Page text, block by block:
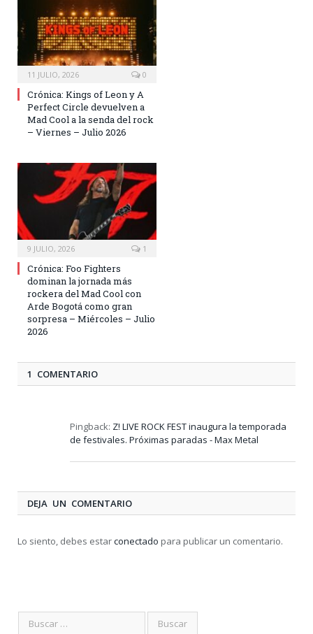
11 JULIO, 2026 0
Crónica: Kings of Leon y A
Perfect Circle devuelven a
Mad Cool a la senda del rock
– Viernes – Julio 2026
9 JULIO, 2026 1
Crónica: Foo Fighters
dominan la jornada más
rockera del Mad Cool con
Arde Bogotá como gran
sorpresa – Miércoles – Julio
2026
1 COMENTARIO
Pingback: Z! LIVE ROCK FEST inaugura la temporada
de festivales. Próximas paradas - Max Metal
DEJA UN COMENTARIO
Lo siento, debes estarconectado para publicar un comentario.